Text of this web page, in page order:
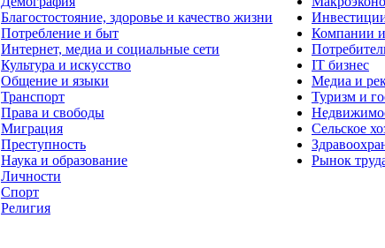
Благостостояние, здоровье и качество жизни
Потребление и быт
Интернет, медиа и социальные сети
Культура и искусство
Общение и языки
Транспорт
Права и свободы
Миграция
Преступность
Наука и образование
Личности
Спорт
Религия
Компании
IT бизнес
Медиа и
Туризм и
Сельское
Рынок